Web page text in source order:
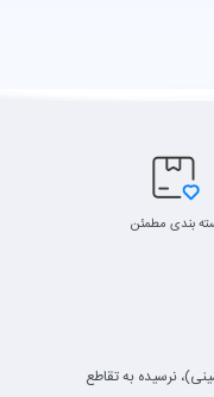
بندی مطمئن
نرسیده به تقاطع